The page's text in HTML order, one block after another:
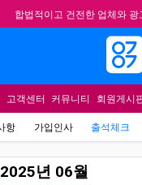
★요기요기 설 연휴 휴무 안
★ 요기요기 업체회원 안내
불건전한 게시글은 삭제 및
고객센터 커뮤니티 회원게시
항 가입인사 출석체크
2025년 06월